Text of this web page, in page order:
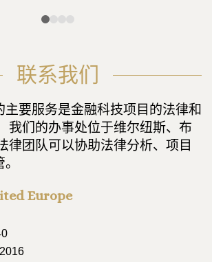
联系我们
主要服务是金融科技项目的法律和
我们的办事处位于维尔纽斯、布
律团队可以协助法律分析、项目
Europe